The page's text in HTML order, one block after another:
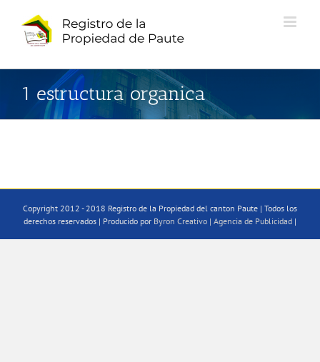
contenido
1 estructura organica
Copyright 2012 - 2018 Registro de la Propiedad del canton Paute | Todos los
derechos reservados | Producido por Byron Creativo | Agencia de Publicidad |